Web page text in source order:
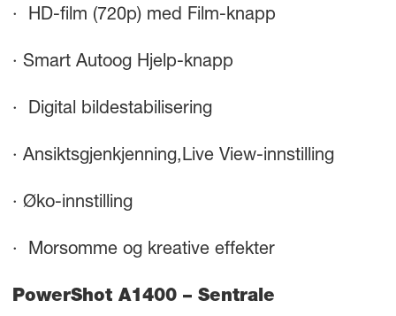
· HD-film (720p) med Film-knapp
· Smart Autoog Hjelp-knapp
· Digital bildestabilisering
· Ansiktsgjenkjenning,Live View-innstilling
· Øko-innstilling
· Morsomme og kreative effekter
PowerShot A1400 – Sentrale